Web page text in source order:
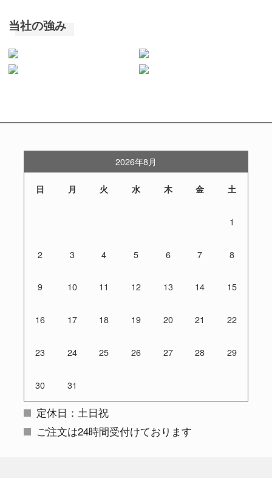
当社の強み
2026年8月
日 月 火 水 木 金 土
1
2 3 4 5 6 7 8
9 10 11 12 13 14 15
16 17 18 19 20 21 22
23 24 25 26 27 28 29
30 31
定休日：土日祝
ご注文は24時間受付けております